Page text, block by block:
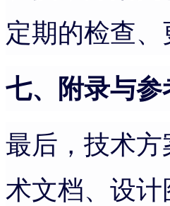
定期的检查
七、附录与参
最后，技术
术文档、设